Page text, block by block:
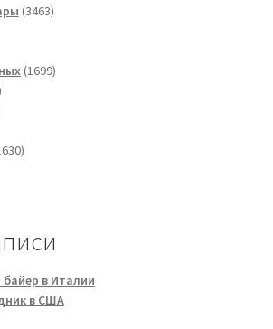
34633463
16991699
1630
в Италии
в США